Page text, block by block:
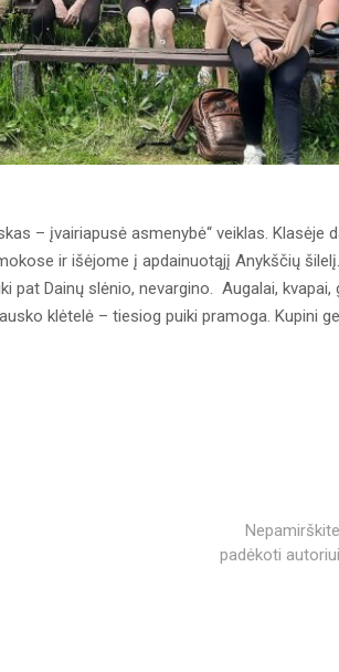
– įvairiapusė asmenybė“ veiklas. Klasėje
ir išėjome į apdainuotąjį Anykščių
pat Dainų slėnio, nevargino. Augalai,
klėtelė – tiesiog puiki pramoga. Kupini
Nepamirškite
padėkoti autoriui